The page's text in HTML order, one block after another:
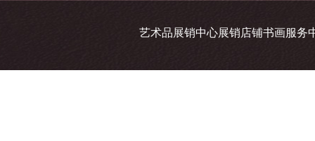
艺术品展销中心展销店铺书画服务